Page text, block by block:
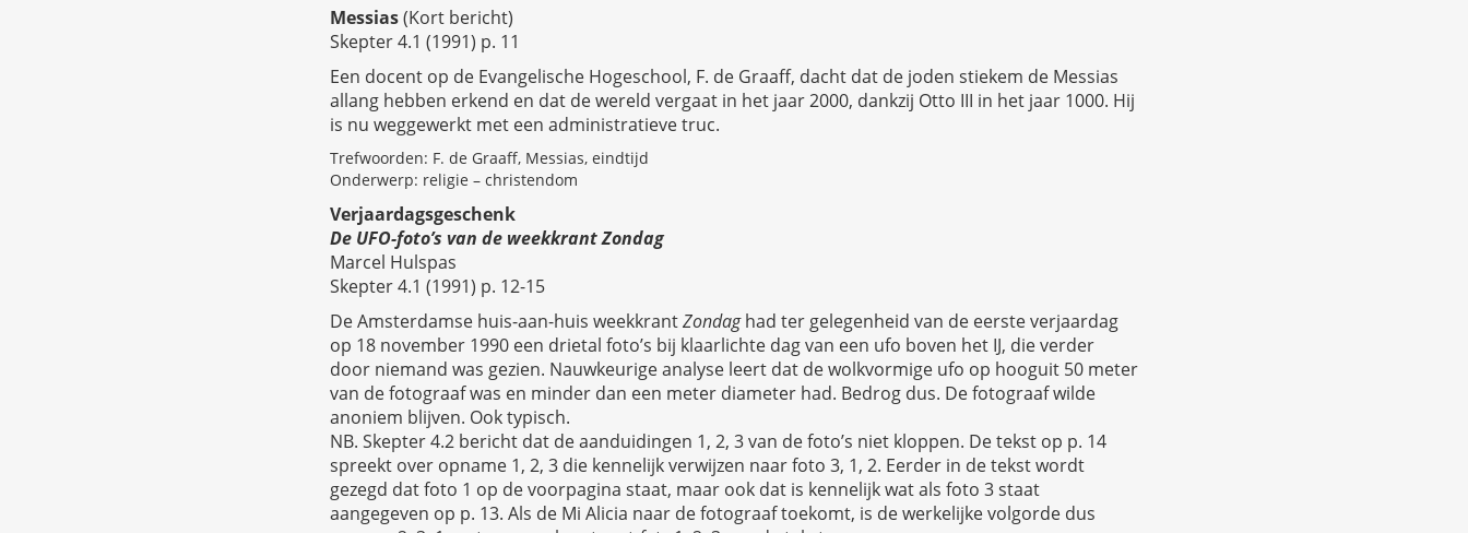
Messias(Kort bericht)
Skepter 4.1 (1991) p. 11
Een docent op de Evangelische Hogeschool, F. de Graaff, dacht dat de joden stiekem de Messias
allang hebben erkend en dat de wereld vergaat in het jaar 2000, dankzij Otto III in het jaar 1000. Hij
is nu weggewerkt met een administratieve truc.
Trefwoorden: F. de Graaff, Messias, eindtijd
Onderwerp: religie – christendom
Verjaardagsgeschenk
De UFO-foto’s van de weekkrant Zondag
Marcel Hulspas
Skepter 4.1 (1991) p. 12-15
De Amsterdamse huis-aan-huis weekkrantZondaghad ter gelegenheid van de eerste verjaardag
op 18 november 1990 een drietal foto’s bij klaarlichte dag van een ufo boven het IJ, die verder
door niemand was gezien. Nauwkeurige analyse leert dat de wolkvormige ufo op hooguit 50 meter
van de fotograaf was en minder dan een meter diameter had. Bedrog dus. De fotograaf wilde
anoniem blijven. Ook typisch.
NB. Skepter 4.2 bericht dat de aanduidingen 1, 2, 3 van de foto’s niet kloppen. De tekst op p. 14
spreekt over opname 1, 2, 3 die kennelijk verwijzen naar foto 3, 1, 2. Eerder in de tekst wordt
gezegd dat foto 1 op de voorpagina staat, maar ook dat is kennelijk wat als foto 3 staat
aangegeven op p. 13. Als de Mi Alicia naar de fotograaf toekomt, is de werkelijke volgorde dus